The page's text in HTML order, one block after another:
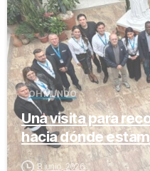
OH MUNDO
Una visita para
hacia dónde
8 junio, 2026